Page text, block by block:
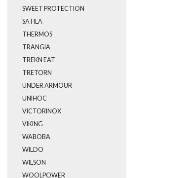
SWEET PROTECTION
SÄTILA
THERMOS
TRANGIA
TREKN EAT
TRETORN
UNDER ARMOUR
UNIHOC
VICTORINOX
VIKING
WABOBA
WILDO
WILSON
WOOLPOWER